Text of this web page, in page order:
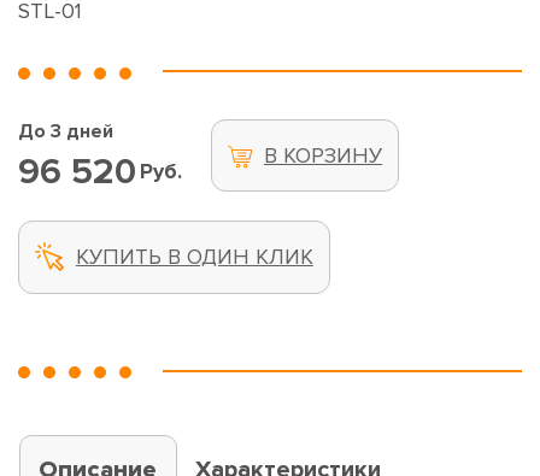
STL-01
До 3 дней
96 520 Руб.
В КОРЗИНУ
КУПИТЬ В ОДИН КЛИК
Описание
Характеристики